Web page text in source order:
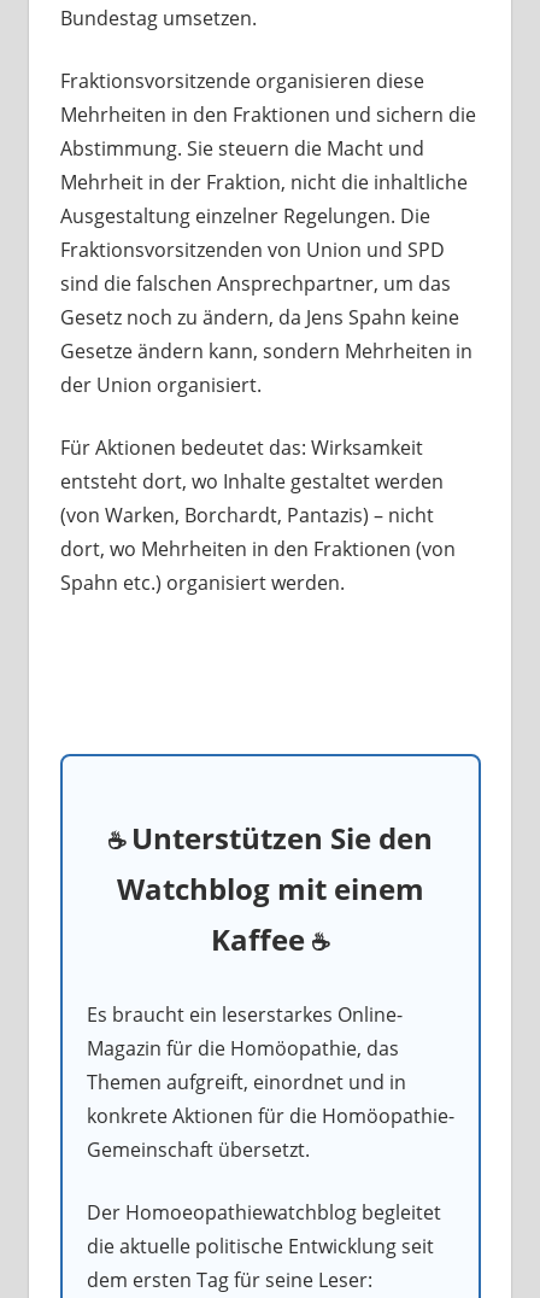
Bundestag umsetzen.
Fraktionsvorsitzende organisieren diese
Mehrheiten in den Fraktionen und sichern die
Abstimmung. Sie steuern die Macht und
Mehrheit in der Fraktion, nicht die inhaltliche
Ausgestaltung einzelner Regelungen. Die
Fraktionsvorsitzenden von Union und SPD
sind die falschen Ansprechpartner, um das
Gesetz noch zu ändern, da Jens Spahn keine
Gesetze ändern kann, sondern Mehrheiten in
der Union organisiert.
Für Aktionen bedeutet das: Wirksamkeit
entsteht dort, wo Inhalte gestaltet werden
(von Warken, Borchardt, Pantazis) – nicht
dort, wo Mehrheiten in den Fraktionen (von
Spahn etc.) organisiert werden.
☕ Unterstützen Sie den
Watchblog mit einem
Kaffee ☕
Es braucht ein leserstarkes Online-
Magazin für die Homöopathie, das
Themen aufgreift, einordnet und in
konkrete Aktionen für die Homöopathie-
Gemeinschaft übersetzt.
Der Homoeopathiewatchblog begleitet
die aktuelle politische Entwicklung seit
dem ersten Tag für seine Leser: